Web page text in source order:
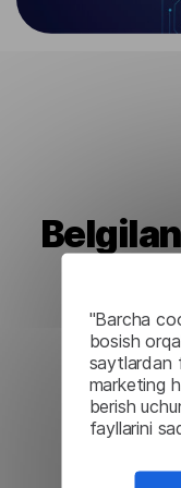
"Barcha
bosish
saytlardan
marketing
berish
fayllarini